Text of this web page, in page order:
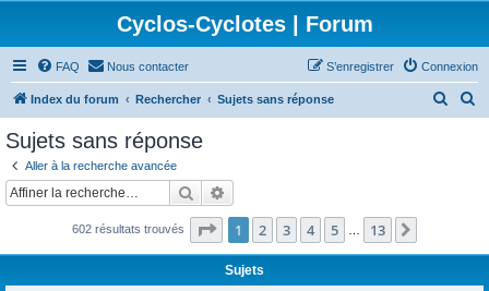
Cyclos-Cyclotes | Forum
FAQ Nous contacter Connexion
S’enregistrer
Index du forum Rechercher Sujets sans réponse
c
c
Sujets sans réponse
Aller à la recherche avancée
Rechercher
602 résultats trouvés Page 1sur13
1 2 3 4 5 13
Sujets